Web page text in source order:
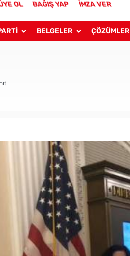
OL BAĞIŞ YAP İMZA VER
BELGELER ÇÖZÜMLER